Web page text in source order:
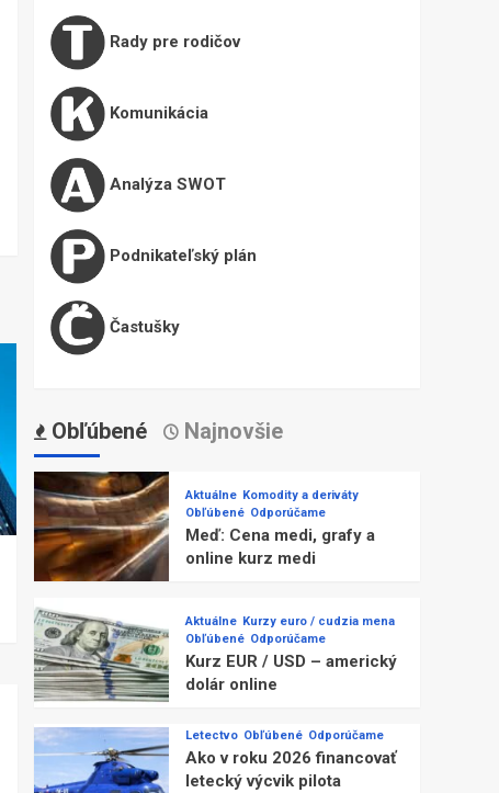
Rady pre rodičov
Komunikácia
Analýza SWOT
Podnikateľský plán
Častušky
Obľúbené Najnovšie
Aktuálne Komodity a deriváty
Obľúbené Odporúčame
Meď: Cena medi, grafy a
online kurz medi
Aktuálne Kurzy euro / cudzia mena
Obľúbené Odporúčame
Kurz EUR / USD – americký
dolár online
Letectvo Obľúbené Odporúčame
Ako v roku 2026 financovať
letecký výcvik pilota